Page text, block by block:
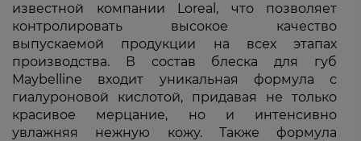
известной компании Loreal, что позволяет
контролировать высокое качество
выпускаемой продукции на всех этапах
производства. В состав блеска для губ
Maybelline входит уникальная формула с
гиалуроновой кислотой, придавая не только
красивое мерцание, но и интенсивно
увлажняя нежную кожу. Также формула